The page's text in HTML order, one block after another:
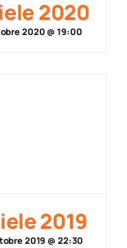
2020
2020 @ 19:00
2019
2019 @ 22:30